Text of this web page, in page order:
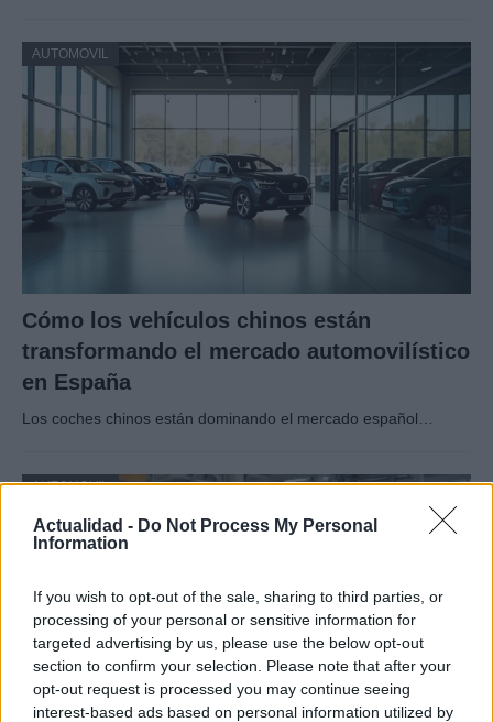
Actualidad - Do Not Process My Personal
Information
If you wish to opt-out of the sale, sharing to third parties, or
processing of your personal or sensitive information for
targeted advertising by us, please use the below opt-out
section to confirm your selection. Please note that after your
opt-out request is processed you may continue seeing
interest-based ads based on personal information utilized by
AUTOMOVIL
Cómo los vehículos chinos están
transformando el mercado automovilístico
en España
Los coches chinos están dominando el mercado español…
AUTOMOVIL